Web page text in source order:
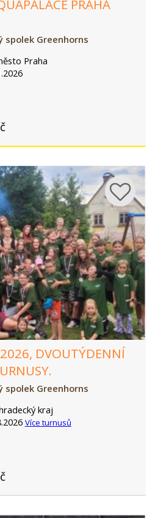
PRAHA
spolek Greenhorns
Praha
DVOUTÝDENNÍ
spolek Greenhorns
kraj
Více turnusů